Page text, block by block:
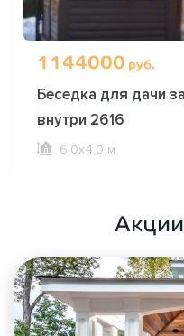
1144000 руб.
Беседка для дачи
внутри 2616
6,0х4,0 м.